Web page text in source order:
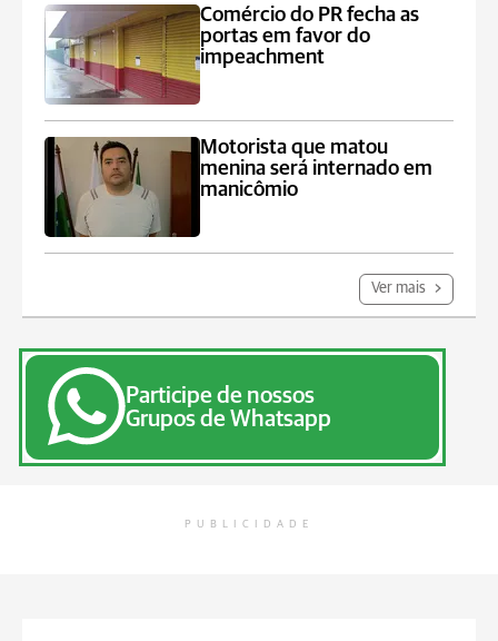
Comércio do PR fecha as
portas em favor do
impeachment
Motorista que matou
menina será internado em
manicômio
Ver mais
Participe de nossos
Grupos de Whatsapp
PUBLICIDADE